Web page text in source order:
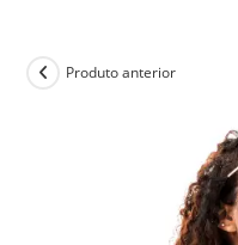
Produto anterior